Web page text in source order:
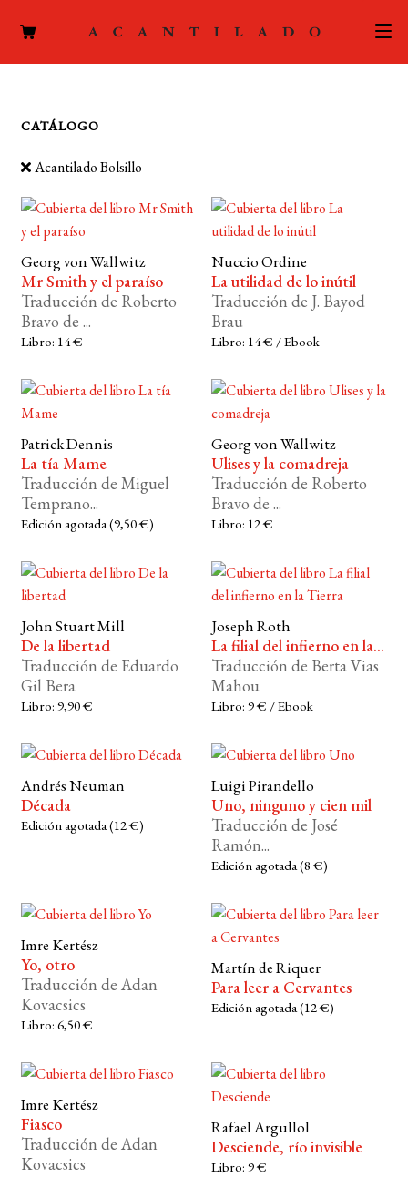
PODCAST
LA EDITORIAL
FOREIGN RIGHTS
MI CUENTA
BUSCAR
LISTA DE LIBROS
CATÁLOGO
Acantilado Bolsillo
Georg von Wallwitz
Mr Smith y el paraíso
Traducción de Roberto
Bravo de ...
Libro: 14 €
Nuccio Ordine
La utilidad de lo inútil
Traducción de J. Bayod
Brau
Libro: 14 € / Ebook
Patrick Dennis
La tía Mame
Traducción de Miguel
Temprano...
Edición agotada (9,50 €)
Georg von Wallwitz
Ulises y la comadreja
Traducción de Roberto
Bravo de ...
Libro: 12 €
John Stuart Mill
De la libertad
Traducción de Eduardo
Gil Bera
Libro: 9,90 €
Joseph Roth
La filial del infierno en la...
Traducción de Berta Vias
Mahou
Libro: 9 € / Ebook
Andrés Neuman
Década
Edición agotada (12 €)
Luigi Pirandello
Uno, ninguno y cien mil
Traducción de José
Ramón...
Edición agotada (8 €)
Imre Kertész
Yo, otro
Traducción de Adan
Kovacsics
Libro: 6,50 €
Martín de Riquer
Para leer a Cervantes
Edición agotada (12 €)
Imre Kertész
Fiasco
Traducción de Adan
Kovacsics
Rafael Argullol
Desciende, río invisible
Libro: 9 €